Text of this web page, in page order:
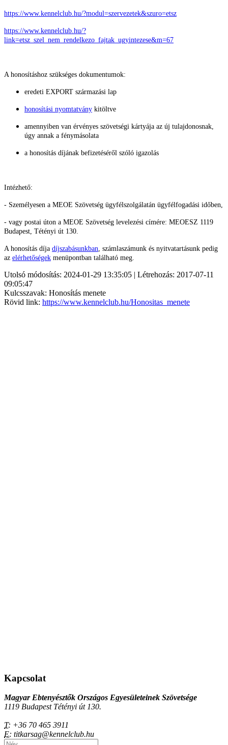
https://www.kennelclub.hu/?modul=szervezetek&szuro=etsz
https://www.kennelclub.hu/?
link=etsz_szel_nem_rendelkezo_fajtak_ugyintezese&m=67
A honosításhoz szükséges dokumentumok:
eredeti EXPORT származási lap
honosítási nyomtatvány kitöltve
amennyiben van érvényes szövetségi kártyája az új tulajdonosnak,
úgy annak a fénymásolata
a honosítás díjának befizetéséről szóló igazolás
Intézhető:
- Személyesen a MEOE Szövetség ügyfélszolgálatán ügyfélfogadási időben,
- vagy postai úton a MEOE Szövetség levelezési címére: MEOESZ 1119
Budapest, Tétényi út 130.
A honosítás díja díjszabásunkban , számlaszámunk és nyitvatartásunk pedig
az elérhetőségek menüpontban található meg.
Utolsó módosítás: 2024-01-29 13:35:05 | Létrehozás: 2017-07-11
09:05:47
Kulcsszavak: Honosítás menete
Rövid link: https://www.kennelclub.hu/Honositas_menete
Kapcsolat
Magyar Ebtenyésztők Országos Egyesületeinek Szövetsége
1119 Budapest Tétényi út 130.
T: +36 70 465 3911
E: titkarsag@kennelclub.hu